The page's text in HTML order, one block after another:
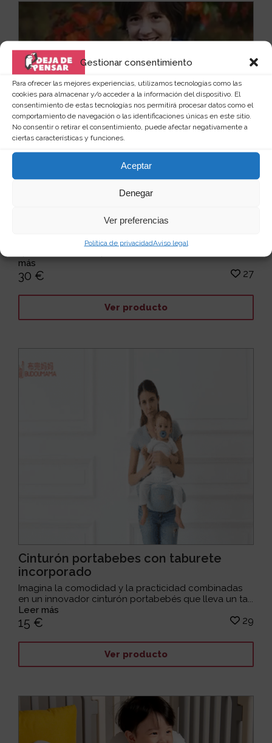
Gestionar consentimiento
Para ofrecer las mejores experiencias, utilizamos tecnologías como las
cookies para almacenar y/o acceder a la información del dispositivo. El
consentimiento de estas tecnologías nos permitirá procesar datos como el
comportamiento de navegación o las identificaciones únicas en este sitio.
No consentir o retirar el consentimiento, puede afectar negativamente a
ciertas características y funciones.
Aceptar
Denegar
Ver preferencias
Política de privacidadAviso legal
No, no es un alien lo que te sale del pecho, es solo tu
más
30 € 27
Ver producto
Cinturón portabebes con taburete
incorporado
Imagina la comodidad y la practicidad combinadas
en un innovador cinturón portabebés que lleva un ta...
Leer más
15 € 29
Ver producto